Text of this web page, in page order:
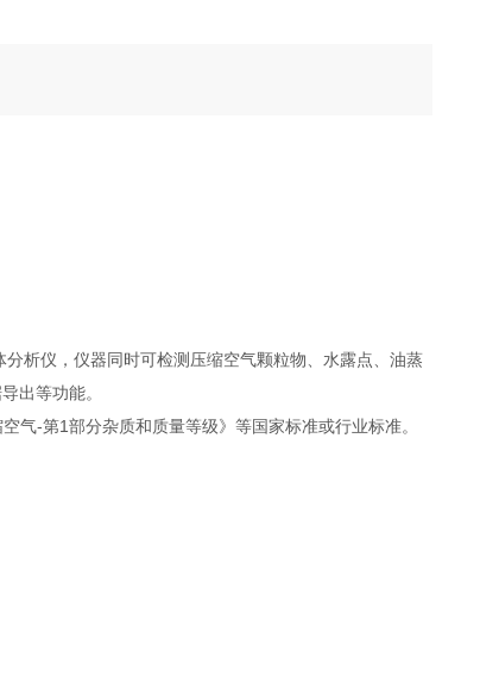
析仪，仪器同时可检测压缩空气颗粒物、水露点、油蒸
出等功能。
-第1部分杂质和质量等级》等国家标准或行业标准。